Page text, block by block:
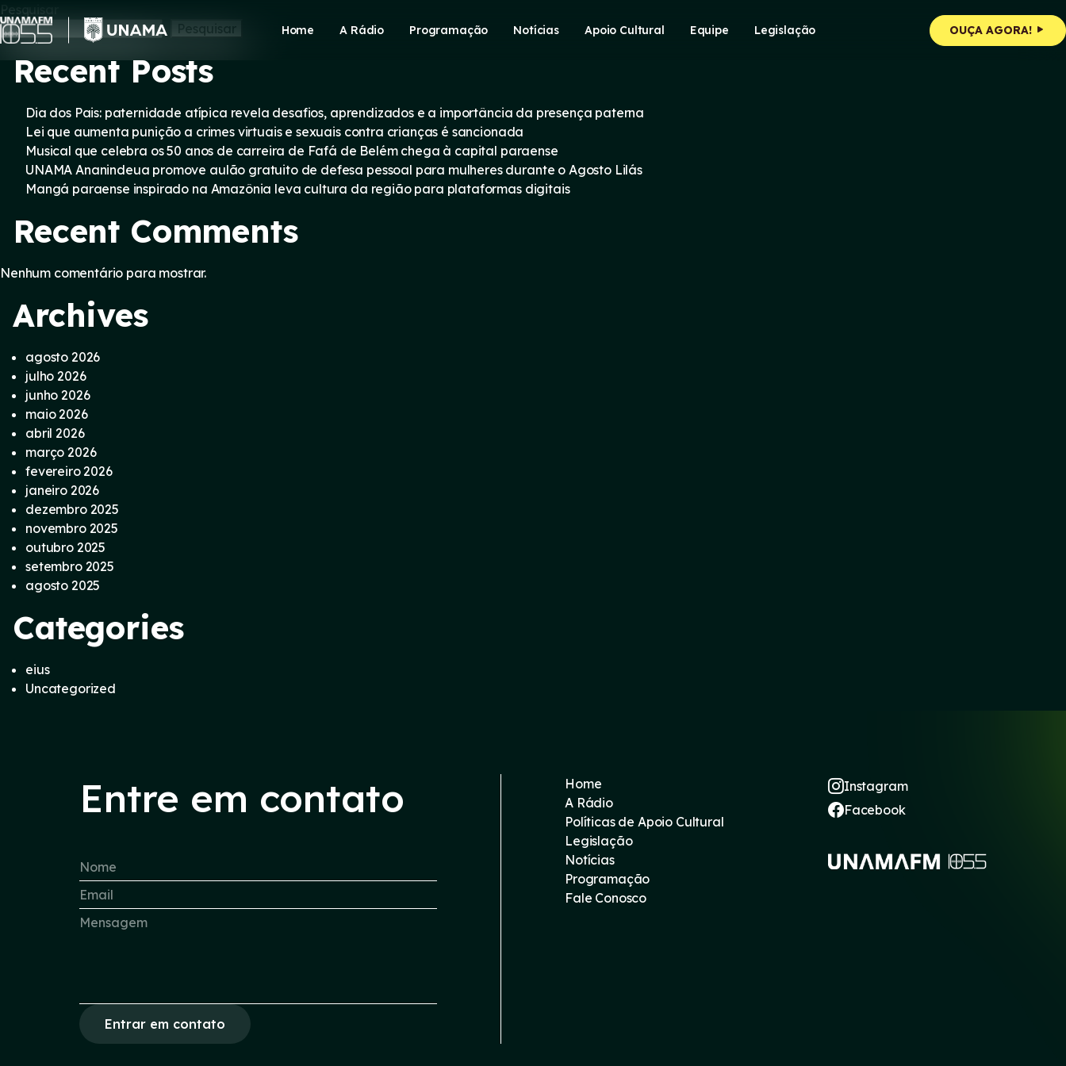
Skip
to
content
Home A Rádio Programação Notícias Apoio Cultural Equipe Legislação OUÇA AGORA!
Pesquisar
Pesquisar
Recent Posts
Dia dos Pais: paternidade atípica revela desafios, aprendizados e a importância da presença paterna
Lei que aumenta punição a crimes virtuais e sexuais contra crianças é sancionada
Musical que celebra os 50 anos de carreira de Fafá de Belém chega à capital paraense
UNAMA Ananindeua promove aulão gratuito de defesa pessoal para mulheres durante o Agosto Lilás
Mangá paraense inspirado na Amazônia leva cultura da região para plataformas digitais
Recent Comments
Nenhum comentário para mostrar.
Archives
agosto 2026
julho 2026
junho 2026
maio 2026
abril 2026
março 2026
fevereiro 2026
janeiro 2026
dezembro 2025
novembro 2025
outubro 2025
setembro 2025
agosto 2025
Categories
eius
Uncategorized
Entre em contato
Entrar em contato
Home
A Rádio
Políticas de Apoio Cultural
Legislação
Notícias
Programação
Fale Conosco
Instagram
Facebook